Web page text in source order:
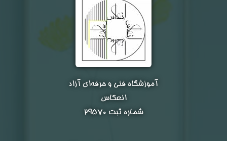
آموزشگاه فنی و حرفه‌ای آزاد
انعکاس
شماره ثبت ۲۹۵۷۰